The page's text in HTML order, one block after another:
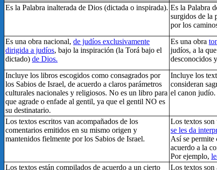
Es la Palabra inalterada de Dios (dictada o inspirada). Es la Palabra
surgidos de la
por los
Es una obra nacional, de judíos exclusivamente
dirigida a judíos, bajo la inspiración (la Torá bajo el
dictado) de Dios.
Es una obra
judíos, a la
desconocidos
Incluye los libros escogidos como consagrados por
los Sabios de Israel, de acuerdo a claros parámetros
culturales nacionales y religiosos. No es un libro para
que agrade o enfade al gentil, ya que el gentil NO es
su destinatario.
Incluye los
consideran
el canon
Los textos escritos van acompañados de los
comentarios emitidos en su mismo origen y
mantenidos fielmente por los Sabios de Israel.
Los textos son
se les da
Así se permite
acuerdo a la
Por ejemplo,
Los textos están compilados de acuerdo a un cierto
Los textos son